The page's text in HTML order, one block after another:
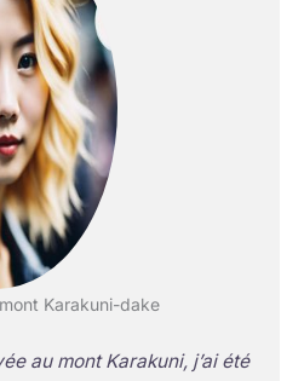
Karakuni-dake
au mont Karakuni, j’ai été